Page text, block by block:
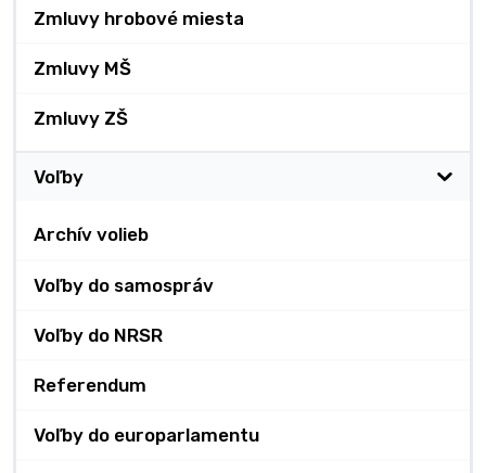
Zmluvy hrobové miesta
Zmluvy MŠ
Zmluvy ZŠ
Voľby
Archív volieb
Voľby do samospráv
Voľby do NRSR
Referendum
Voľby do europarlamentu